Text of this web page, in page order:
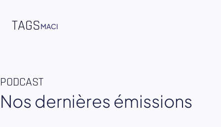
TAGSMACI
PODCAST
Nos dernières émissions